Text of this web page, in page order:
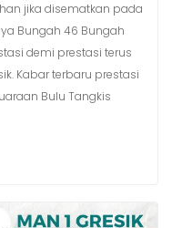
jika disematkan pada
Bungah 46 Bungah
demi prestasi terus
Kabar terbaru prestasi
Bulu Tangkis